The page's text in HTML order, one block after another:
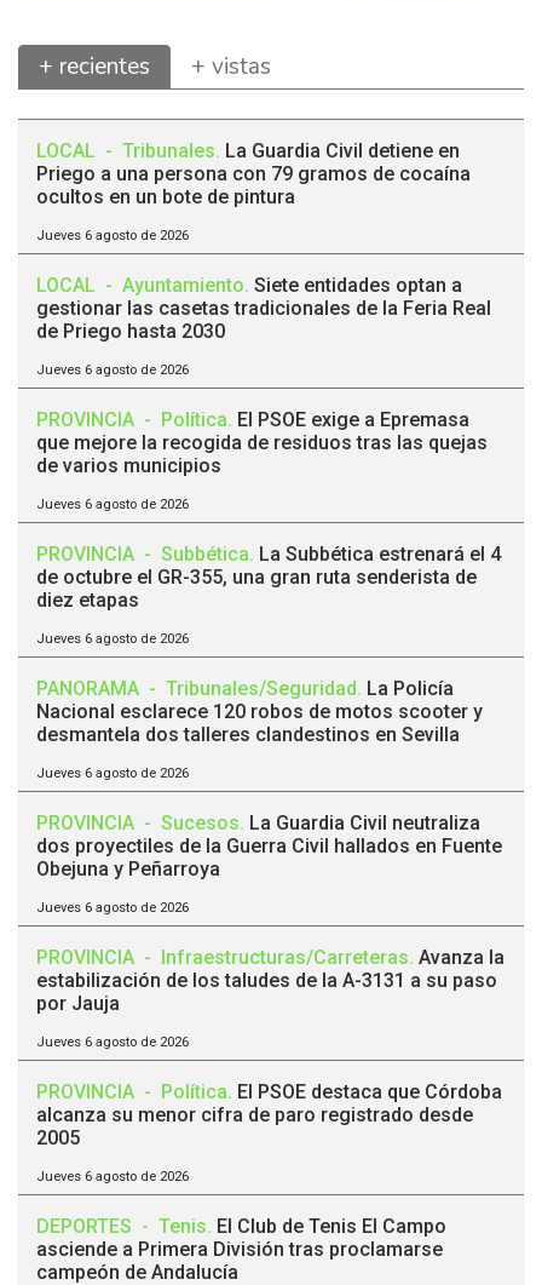
+ recientes + vistas
LOCAL - Tribunales. La Guardia Civil detiene en
Priego a una persona con 79 gramos de cocaína
ocultos en un bote de pintura
Jueves 6 agosto de 2026
LOCAL - Ayuntamiento. Siete entidades optan a
gestionar las casetas tradicionales de la Feria Real
de Priego hasta 2030
Jueves 6 agosto de 2026
PROVINCIA - Política. El PSOE exige a Epremasa
que mejore la recogida de residuos tras las quejas
de varios municipios
Jueves 6 agosto de 2026
PROVINCIA - Subbética. La Subbética estrenará el 4
de octubre el GR-355, una gran ruta senderista de
diez etapas
Jueves 6 agosto de 2026
PANORAMA - Tribunales/Seguridad. La Policía
Nacional esclarece 120 robos de motos scooter y
desmantela dos talleres clandestinos en Sevilla
Jueves 6 agosto de 2026
PROVINCIA - Sucesos. La Guardia Civil neutraliza
dos proyectiles de la Guerra Civil hallados en Fuente
Obejuna y Peñarroya
Jueves 6 agosto de 2026
PROVINCIA - Infraestructuras/Carreteras. Avanza la
estabilización de los taludes de la A-3131 a su paso
por Jauja
Jueves 6 agosto de 2026
PROVINCIA - Política. El PSOE destaca que Córdoba
alcanza su menor cifra de paro registrado desde
2005
Jueves 6 agosto de 2026
DEPORTES - Tenis. El Club de Tenis El Campo
asciende a Primera División tras proclamarse
campeón de Andalucía